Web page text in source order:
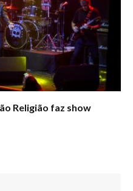
Religião faz show